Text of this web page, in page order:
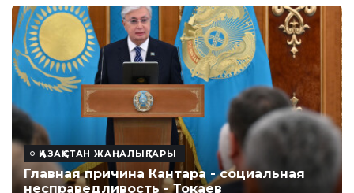
ҚАЗАҚСТАН ЖАҢАЛЫҚТАРЫ
Главная причина Кантара - социальная
несправедливость - Токаев